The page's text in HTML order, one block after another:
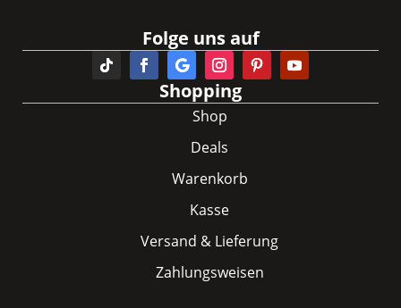
Folge uns auf
Shopping
Shop
Deals
Warenkorb
Kasse
Versand & Lieferung
Zahlungsweisen